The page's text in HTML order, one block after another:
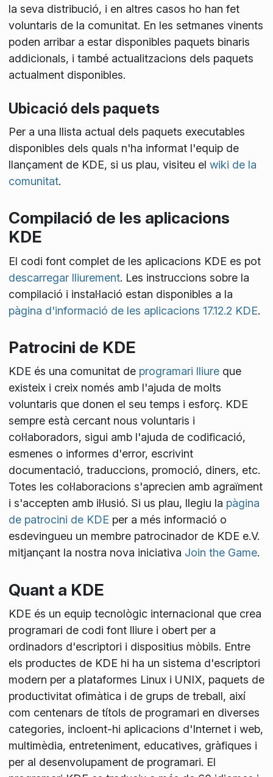
la seva distribució, i en altres casos ho han fet
voluntaris de la comunitat. En les setmanes vinents
poden arribar a estar disponibles paquets binaris
addicionals, i també actualitzacions dels paquets
actualment disponibles.
Ubicació dels paquets
Per a una llista actual dels paquets executables
disponibles dels quals n'ha informat l'equip de
llançament de KDE, si us plau, visiteu el wiki de la
comunitat.
Compilació de les aplicacions
KDE
El codi font complet de les aplicacions KDE es pot
descarregar lliurement. Les instruccions sobre la
compilació i instal·lació estan disponibles a la
pàgina d'informació de les aplicacions 17.12.2 KDE.
Patrocini de KDE
KDE és una comunitat de programari lliureque
existeix i creix només amb l'ajuda de molts
voluntaris que donen el seu temps i esforç. KDE
sempre està cercant nous voluntaris i
col·laboradors, sigui amb l'ajuda de codificació,
esmenes o informes d'error, escrivint
documentació, traduccions, promoció, diners, etc.
Totes les col·laboracions s'aprecien amb agraïment
i s'accepten amb il·lusió. Si us plau, llegiu la pàgina
de patrocini de KDE per a més informació o
esdevingueu un membre patrocinador de KDE e.V.
mitjançant la nostra nova iniciativa Join the Game.
Quant a KDE
KDE és un equip tecnològic internacional que crea
programari de codi font lliure i obert per a
ordinadors d'escriptori i dispositius mòbils. Entre
els productes de KDE hi ha un sistema d'escriptori
modern per a plataformes Linux i UNIX, paquets de
productivitat ofimàtica i de grups de treball, així
com centenars de títols de programari en diverses
categories, incloent-hi aplicacions d'Internet i web,
multimèdia, entreteniment, educatives, gràfiques i
per al desenvolupament de programari. El